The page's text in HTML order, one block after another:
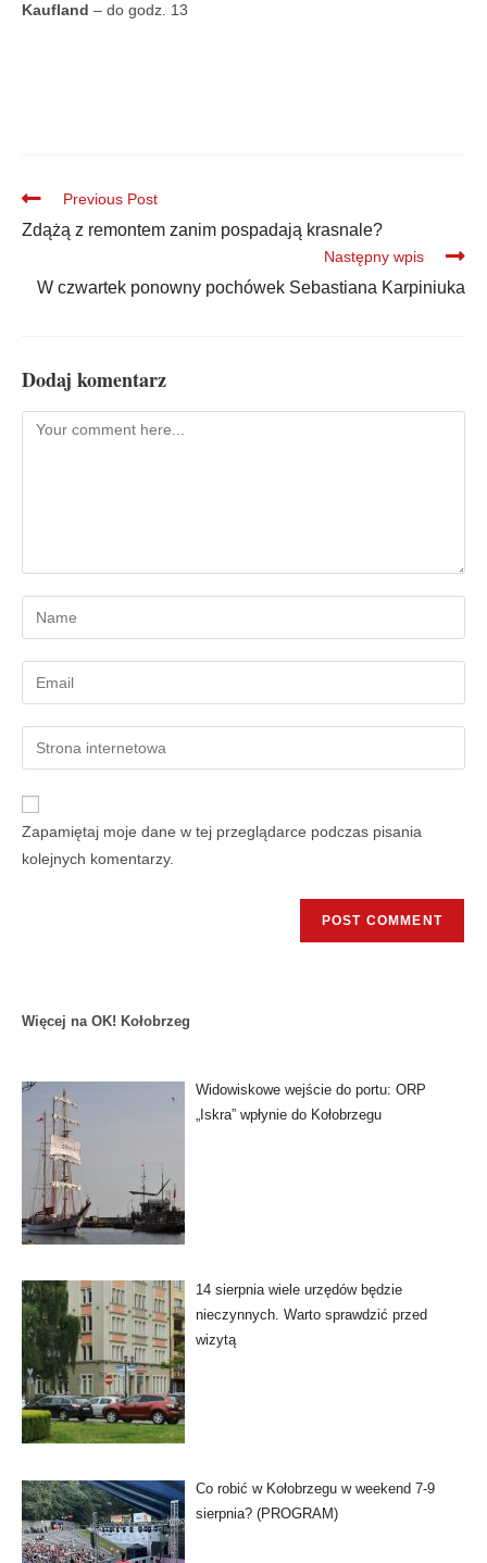
Kaufland – do godz. 13
Previous Post
Zdążą z remontem zanim pospadają krasnale?
Następny wpis
W czwartek ponowny pochówek Sebastiana Karpiniuka
Dodaj komentarz
Zapamiętaj moje dane w tej przeglądarce podczas pisania
kolejnych komentarzy.
Więcej na OK! Kołobrzeg
Widowiskowe wejście do portu: ORP
„Iskra” wpłynie do Kołobrzegu
14 sierpnia wiele urzędów będzie
nieczynnych. Warto sprawdzić przed
wizytą
Co robić w Kołobrzegu w weekend 7-9
sierpnia? (PROGRAM)